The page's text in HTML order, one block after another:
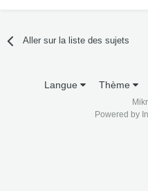
Aller sur la liste des sujets
Langue Thème
Powered by